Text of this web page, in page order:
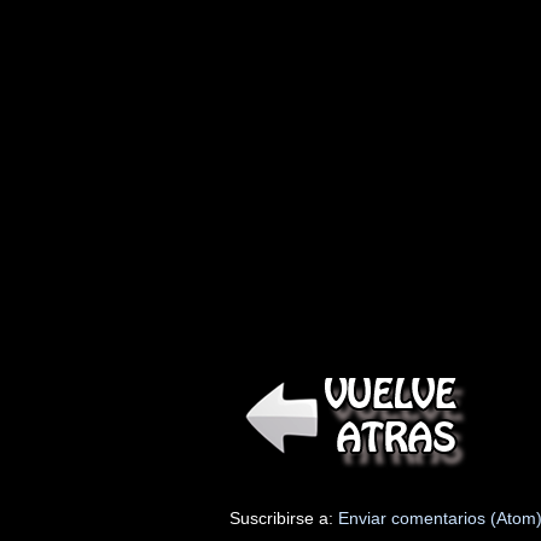
Suscribirse a: Enviar comentarios (Atom)